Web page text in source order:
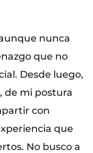
nunca
que no
Desde luego,
de mi postura
con
que
No busco a